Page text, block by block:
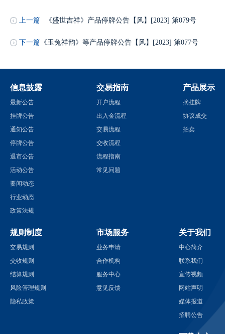
上一篇 《盛世吉祥》产品停牌公告【风】[2023] 第079号
下一篇 《玉兔祥韵》等产品停牌公告【风】[2023] 第077号
信息披露
最新公告
挂牌公告
通知公告
停牌公告
退市公告
活动公告
要闻动态
行业动态
政策法规
交易指南
开户流程
出入金流程
交易流程
交收流程
流程指南
常见问题
产品展示
摘挂牌
协议成交
拍卖
规则制度
交易规则
交收规则
结算规则
风险管理规则
隐私政策
市场服务
业务申请
合作机构
服务中心
意见反馈
关于我们
中心简介
联系我们
宣传视频
网站声明
媒体报道
招聘公告